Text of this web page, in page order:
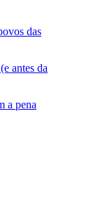
das
antes da
a pena